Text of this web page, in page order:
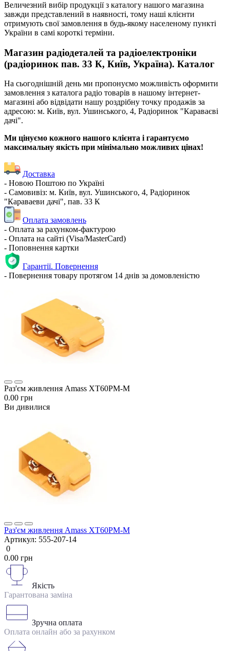
Величезний вибір продукції з каталогу нашого магазина
завжди представлений в наявності, тому наші клієнти
отримують свої замовлення в будь-якому населеному пункті
України в самі короткі терміни.
Магазин радіодеталей та радіоелектроніки
(радіоринок пав. 33 К, Київ, Україна). Каталог
На сьогоднішній день ми пропонуємо можливість оформити
замовлення з каталога радіо товарів в нашому інтернет-
магазині або відвідати нашу роздрібну точку продажів за
адресою: м. Київ, вул. Ушинського, 4, Радіоринок "Караваєві
дачі".
Ми цінуємо кожного нашого клієнта і гарантуємо
максимальну якість при мінімально можливих цінах!
Доставка
- Новою Поштою по Україні
- Самовивіз: м. Київ, вул. Ушинського, 4, Радіоринок
"Караваеви дачі", пав. 33 К
Оплата замовлень
- Оплата за рахунком-фактурою
- Оплата на сайті (Visa/MasterCard)
- Поповнення картки
Гарантії. Повернення
- Повернення товару протягом 14 днів за домовленістю
Раз'єм живлення Amass XT60PM-M
0.00 грн
Ви дивилися
Раз'єм живлення Amass XT60PM-M
Артикул: 555-207-14
0
0.00 грн
Якість
Гарантована заміна
Зручна оплата
Оплата онлайн або за рахунком